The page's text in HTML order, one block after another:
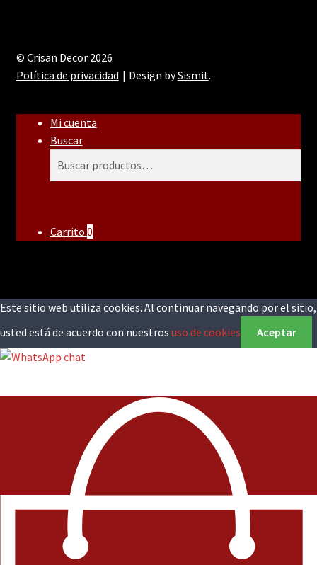
© Crisan Decor 2026
Política de privacidad
Design bySismit.
Mi cuenta
Buscar
Carrito 0
Este sitio web utiliza cookies. Al continuar navegando por el sitio,
usted está de acuerdo con nuestros uso de cookies Aceptar